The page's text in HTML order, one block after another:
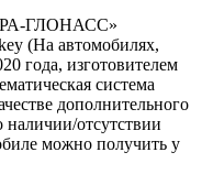
ГЛОНАСС»
(На автомобилях,
года, изготовителем
система
дополнительного
отсутствии
можно получить у